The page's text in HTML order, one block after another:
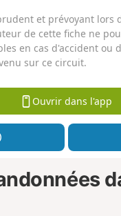
et prévoyant lors
de cette fiche ne
en cas d'accident ou
sur ce circuit.
Ouvrir dans l'app